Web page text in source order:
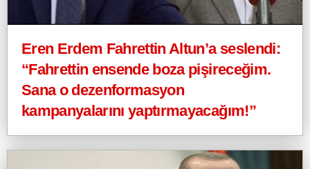
Eren Erdem Fahrettin Altun’a seslendi:
“Fahrettin ensende boza pişireceğim.
Sana o dezenformasyon
kampanyalarını yaptırmayacağım!”